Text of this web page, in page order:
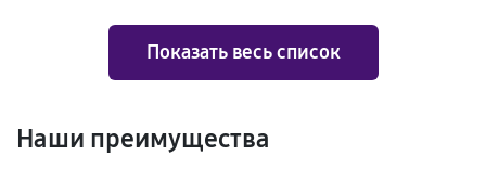
Показать весь список
Наши преимущества